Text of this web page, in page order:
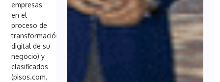
empresas
en el
proceso de
transformación
digital de su
negocio) y
clasificados
(pisos.com,